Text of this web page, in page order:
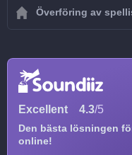
Överföring av
Excellent 4.3/5
Den bästa lösningen
online!